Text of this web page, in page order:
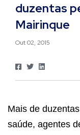
duzentas
Mairinque
Out 02, 2015
Mais de
saúde, agentes